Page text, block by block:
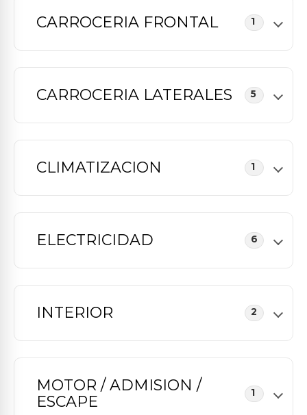
CARROCERIA FRONTAL 1
CARROCERIA LATERALES 5
CLIMATIZACION 1
ELECTRICIDAD 6
INTERIOR 2
MOTOR / ADMISION /
ESCAPE
1